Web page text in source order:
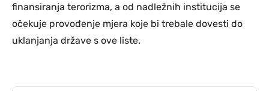
finansiranja terorizma, a od nadležnih institucija se
očekuje provođenje mjera koje bi trebale dovesti do
uklanjanja države s ove liste.